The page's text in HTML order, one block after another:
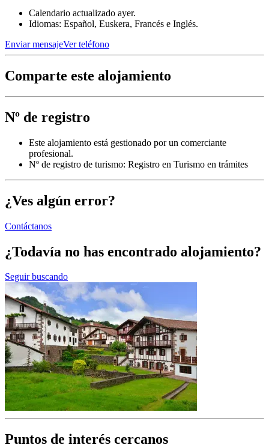
Calendario actualizado ayer.
Idiomas: Español, Euskera, Francés e Inglés.
Enviar mensajeVer teléfono
Comparte este alojamiento
Nº de registro
Este alojamiento está gestionado por un comerciante
profesional.
Nº de registro de turismo: Registro en Turismo en trámites
¿Ves algún error?
Contáctanos
¿Todavía no has encontrado alojamiento?
Seguir buscando
Puntos de interés cercanos